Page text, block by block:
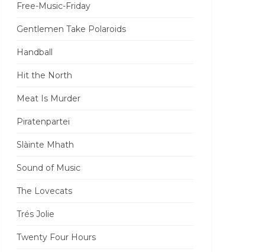
Free-Music-Friday
Gentlemen Take Polaroids
Handball
Hit the North
Meat Is Murder
Piratenpartei
Slàinte Mhath
Sound of Music
The Lovecats
Trés Jolie
Twenty Four Hours